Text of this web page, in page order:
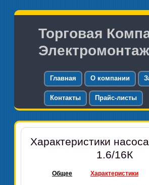
Торговая
Электромонтаж
Главная О компании
Контакты Прайс-листы
Характеристики
1.6/16К
Общее Характеристики